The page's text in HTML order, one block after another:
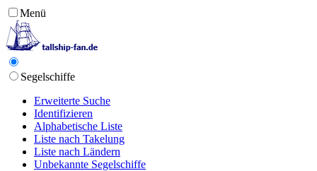
Menü
Segelschiffe
Erweiterte Suche
Identifizieren
Alphabetische Liste
Liste nach Takelung
Liste nach Ländern
Unbekannte Segelschiffe